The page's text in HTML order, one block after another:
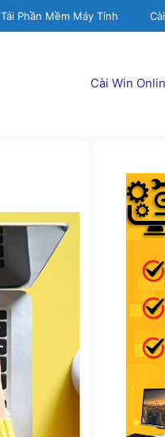
Tải Phần Mềm Máy Tính
Cài Win